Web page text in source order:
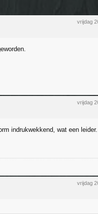
vrijdag
vrijdag
indrukwekkend, wat een leider.
vrijdag